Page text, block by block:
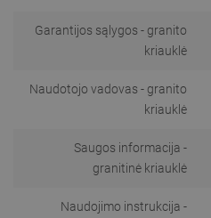
Garantijos sąlygos - granito
kriauklė
Naudotojo vadovas - granito
kriauklė
Saugos informacija -
granitinė kriauklė
Naudojimo instrukcija -